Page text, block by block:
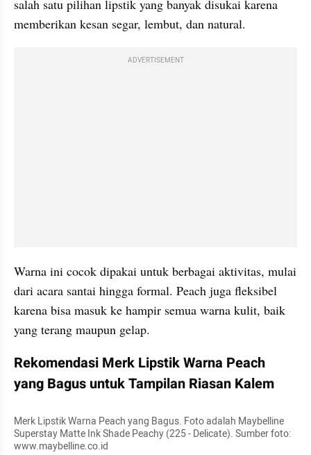
salah satu pilihan lipstik yang banyak disukai karena
memberikan kesan segar, lembut, dan natural.
ADVERTISEMENT
Warna ini cocok dipakai untuk berbagai aktivitas, mulai
dari acara santai hingga formal. Peach juga fleksibel
karena bisa masuk ke hampir semua warna kulit, baik
yang terang maupun gelap.
Rekomendasi Merk Lipstik Warna Peach
yang Bagus untuk Tampilan Riasan Kalem
Merk Lipstik Warna Peach yang Bagus. Foto adalah Maybelline
Superstay Matte Ink Shade Peachy (225 - Delicate). Sumber foto:
www.maybelline.co.id